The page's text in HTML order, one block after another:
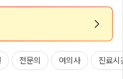
전문의 여의사 진료시간